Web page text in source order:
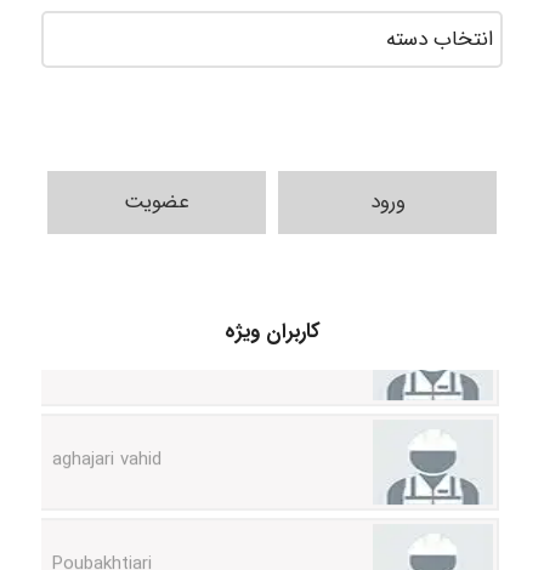
ورود عضویت
کاربران ویژه